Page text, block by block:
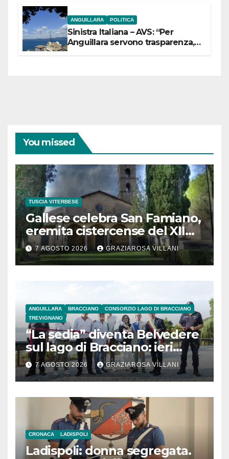
ANGUILLARA POLITICA
Sinistra Italiana – AVS: “Per
Anguillara servono trasparenza,
You missed
TUSCIA VITERBESE
Gallese celebra San Famiano,
eremita cistercense del XII
secolo
7 AGOSTO 2026 GRAZIAROSA VILLANI
ANGUILLARA BRACCIANO
CONSORZIO LAGO DI BRACCIANO
TREVIGNANO
“La sedia” diventa Belvedere
sul lago di Bracciano: ieri
l’inaugurazione
7 AGOSTO 2026 GRAZIAROSA VILLANI
CRONACA LADISPOLI
Ladispoli: donna segregata.